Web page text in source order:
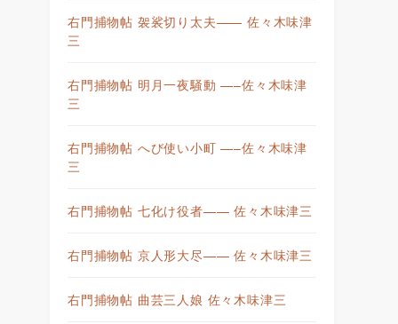
右門捕物帖 袈裟切り太夫—— 佐々木味津
三
右門捕物帖 明月一夜騒動 —–佐々木味津
三
右門捕物帖 へび使い小町 —–佐々木味津
三
右門捕物帖 七化け役者—— 佐々木味津三
右門捕物帖 京人形大尽—— 佐々木味津三
右門捕物帖 曲芸三人娘 佐々木味津三